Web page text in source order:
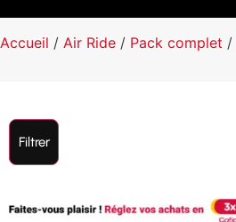
Accueil / Air Ride / Pack complet /
Filtrer